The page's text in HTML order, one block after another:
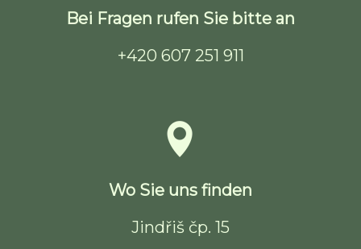
Bei Fragen rufen Sie bitte an
+420 607 251 911
Wo Sie uns finden
Jindřiš čp. 15